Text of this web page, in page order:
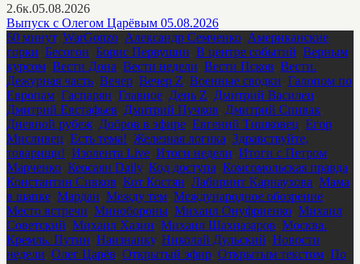
2.6к.05.08.2026
Выпуск с Олегом Царёвым 05.08.2026
60 минут, WarGonzo Александр Семченко Американские
горки Бесогон Борис Первушин В центре событий Верным
курсом Вести Дона Вести недели Вести Псков Вести.
Дежурная часть Вечер Вечер Z Военные сводки Галопом по
Европам Гаспарян Главное День Z Дмитрий Василец
Дмитрий Евстафьев Дмитрий Пучков Дмитрий Спивак
Дневной рубеж Добров в эфире Евгений Тишковец Егор
Мисливец Есть тема! Железная логика Здравствуйте,
товарищи! Изолента Live Итоги недели Итоги с Петром
Марченко Кеосаян Daily, Код доступа Комсомольская правда
Константин Сивков Кот Костян Лабиринт Карнаухова Мама
в шапке Мардан Между тем Международное обозрение
Место встречи Минобороны Михаил Онуфриенко Михаил
Советский Михаил Хазин Михаил Шахназаров Москва.
Кремль. Путин Наизнанку, Николай Дульский Новости
недели Олег Царёв Открытый эфир Открытым текстом По